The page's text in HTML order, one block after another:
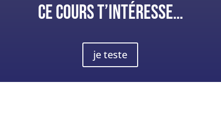
CE COURS T’INTÉRESSE…
je teste